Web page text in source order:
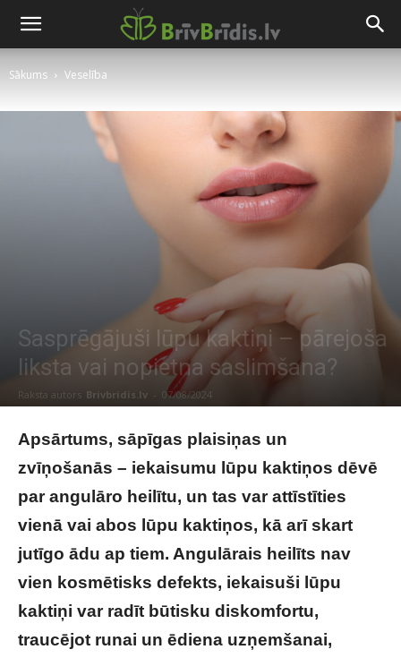
Sākums Veselība
Sasprēgājuši lūpu kaktiņi – pārejoša
liksta vai nopietna saslimšana?
Raksta autors Brivbridis.lv 07/08/2024
Apsārtums, sāpīgas plaisiņas un
zvīņošanās – iekaisumu lūpu kaktiņos dēvē
par angulāro heilītu, un tas var attīstīties
vienā vai abos lūpu kaktiņos, kā arī skart
jutīgo ādu ap tiem. Angulārais heilīts nav
vien kosmētisks defekts, iekaisuši lūpu
kaktiņi var radīt būtisku diskomfortu,
traucējot runai un ēdiena uzņemšanai,